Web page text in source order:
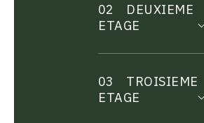
02
DEUXIEME
ETAGE
03
TROISIEME
ETAGE